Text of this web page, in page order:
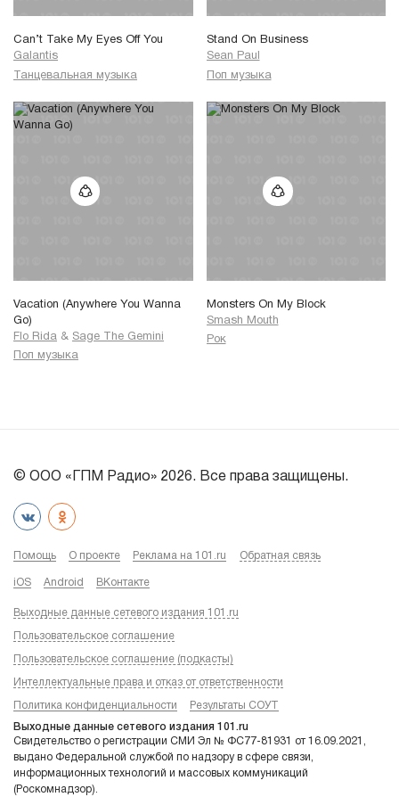
Can’t Take My Eyes Off You
Galantis
Танцевальная музыка
Stand On Business
Sean Paul
Поп музыка
Vacation (Anywhere You Wanna
Go)
Flo Rida & Sage The Gemini
Поп музыка
Monsters On My Block
Smash Mouth
Рок
© ООО «ГПМ Радио» 2026. Все права защищены.
Помощь О проекте Реклама на 101.ru Обратная связь
iOS Android ВКонтакте
Выходные данные сетевого издания 101.ru
Пользовательское соглашение
Пользовательское соглашение (подкасты)
Интеллектуальные права и отказ от ответственности
Политика конфиденциальности Результаты СОУТ
Выходные данные сетевого издания 101.ru
Свидетельство о регистрации СМИ Эл № ФС77-81931 от 16.09.2021,
выдано Федеральной службой по надзору в сфере связи,
информационных технологий и массовых коммуникаций
(Роскомнадзор).